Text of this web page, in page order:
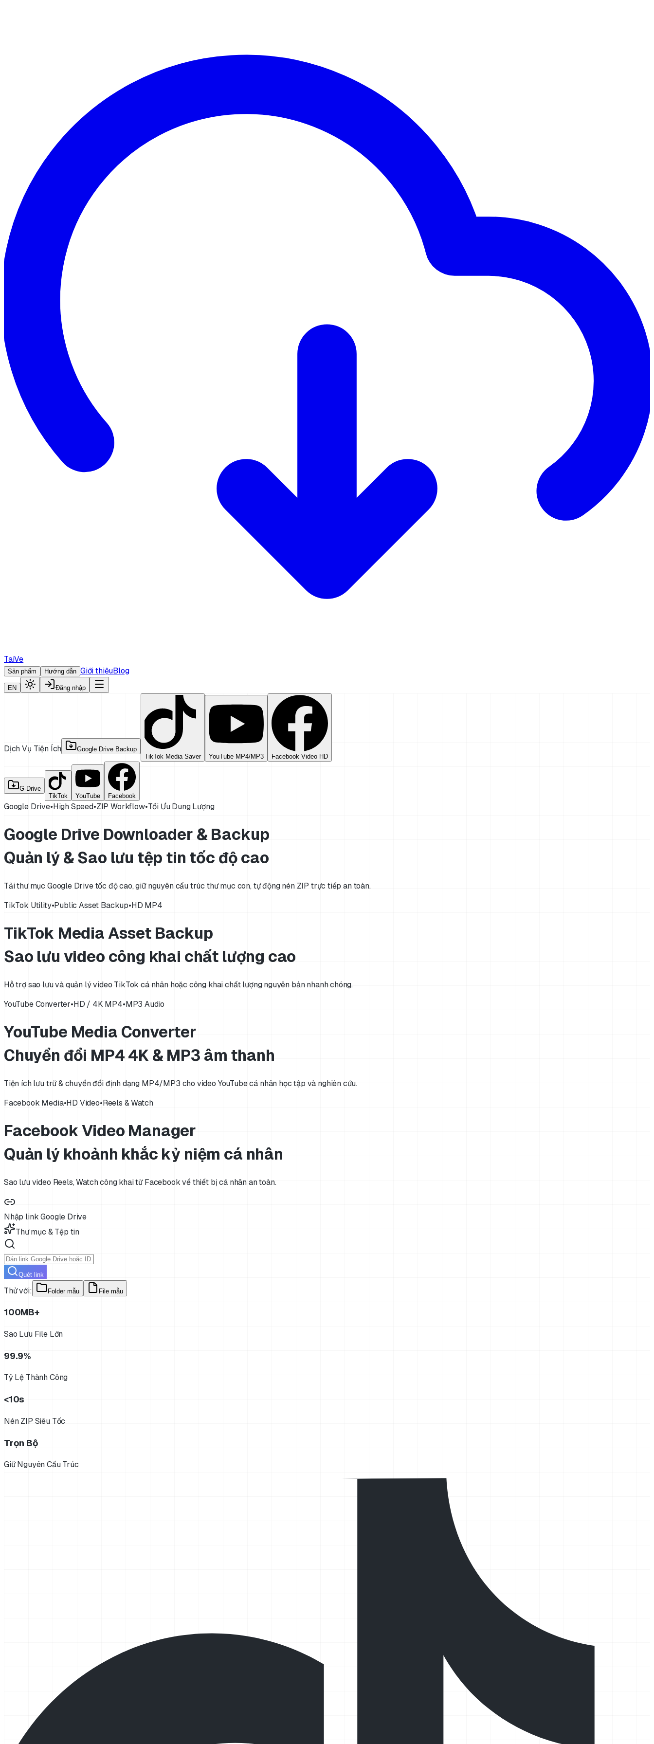
TaiVe
Sản phẩm Hướng dẫn Giới thiệuBlog
EN Đăng nhập
Dịch Vụ Tiện Ích
Google Drive Backup
TikTok Media Saver
YouTube MP4/MP3 Facebook Video HD
G-Drive
TikTok
YouTube Facebook
Google Drive•High Speed•ZIP Workflow•Tối Ưu Dung Lượng
Google Drive Downloader & Backup
Quản lý & Sao lưu tệp tin tốc độ cao
Tải thư mục Google Drive tốc độ cao, giữ nguyên cấu trúc thư mục con, tự động nén ZIP trực tiếp an toàn.
TikTok Utility•Public Asset Backup•HD MP4
TikTok Media Asset Backup
Sao lưu video công khai chất lượng cao
Hỗ trợ sao lưu và quản lý video TikTok cá nhân hoặc công khai chất lượng nguyên bản nhanh chóng.
YouTube Converter•HD / 4K MP4•MP3 Audio
YouTube Media Converter
Chuyển đổi MP4 4K & MP3 âm thanh
Tiện ích lưu trữ & chuyển đổi định dạng MP4/MP3 cho video YouTube cá nhân học tập và nghiên cứu.
Facebook Media•HD Video•Reels & Watch
Facebook Video Manager
Quản lý khoảnh khắc kỷ niệm cá nhân
Sao lưu video Reels, Watch công khai từ Facebook về thiết bị cá nhân an toàn.
Nhập link Google Drive
Thư mục & Tệp tin
Quét link
Thử với: Folder mẫu File mẫu
100MB+
Sao Lưu File Lớn
99.9%
Tỷ Lệ Thành Công
<10s
Nén ZIP Siêu Tốc
Trọn Bộ
Giữ Nguyên Cấu Trúc